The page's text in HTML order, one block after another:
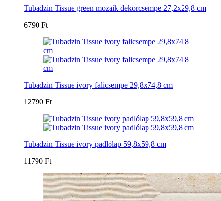
Tubadzin Tissue green mozaik dekorcsempe 27,2x29,8 cm
6790 Ft
Tubadzin Tissue ivory falicsempe 29,8x74,8 cm
12790 Ft
Tubadzin Tissue ivory padlólap 59,8x59,8 cm
11790 Ft